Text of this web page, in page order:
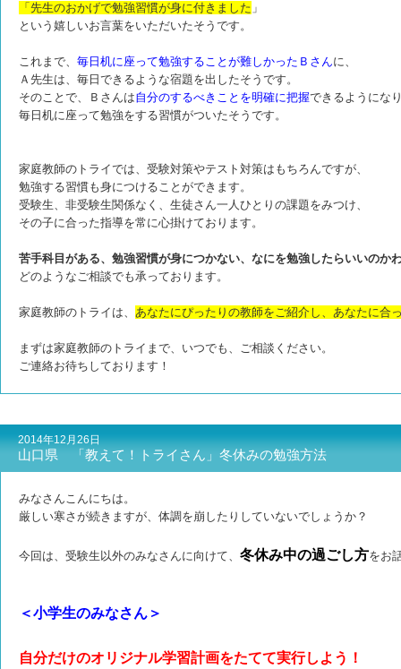
「先生のおかげで勉強習慣が身に付きました 」
という嬉しいお言葉をいただいたそうです。
これまで、 毎日机に座って勉強することが難しかったＢさんに、
Ａ先生は、毎日できるような宿題を出したそうです。
そのことで、Ｂさんは自分のするべきことを明確に把握できるようにな
毎日机に座って勉強をする習慣がついたそうです。
家庭教師のトライでは、受験対策やテスト対策はもちろんですが、
勉強する習慣も身につけることができます。
受験生、非受験生関係なく、生徒さん一人ひとりの課題をみつけ、
その子に合った指導を常に心掛けております。
苦手科目がある、勉強習慣が身につかない、なにを勉強したらいいのか
どのようなご相談でも承っております。
家庭教師のトライは、 あなたにぴったりの教師をご紹介し、あなたに合
まずは家庭教師のトライまで、いつでも、ご相談ください。
ご連絡お待ちしております！
2014年12月26日
山口県 「教えて！トライさん」冬休みの勉強方法
みなさんこんにちは。
厳しい寒さが続きますが、体調を崩したりしていないでしょうか？
今回は、受験生以外のみなさんに向けて、 冬休み中の過ごし方をお
＜小学生のみなさん＞
自分だけのオリジナル学習計画をたてて実行しよう！